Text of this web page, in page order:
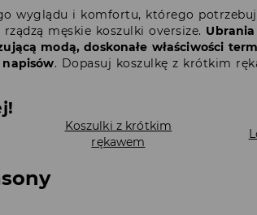
wyglądu i komfortu, którego
męskie koszulki oversize.
modą, doskonałe właściwości
. Dopasuj koszulkę z krótkim
Koszulki z krótkim
rękawem